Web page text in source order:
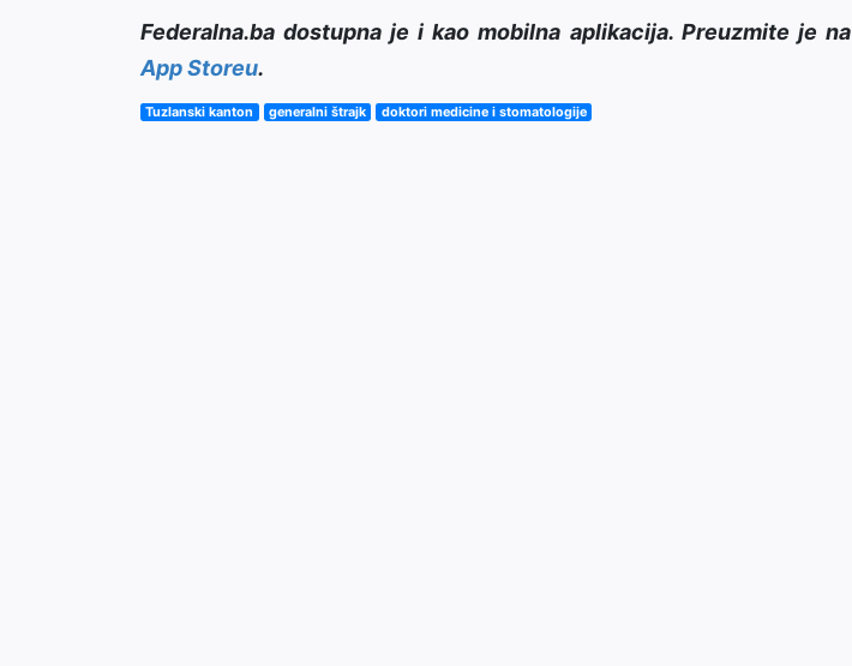
Federalna.ba dostupna je i kao mobilna aplikacija. Preuzmite je na
App Storeu.
Tuzlanski kanton generalni štrajk doktori medicine i stomatologije